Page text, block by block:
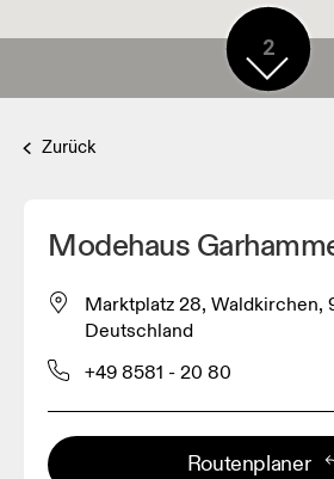
2
Zurück
Modehaus
Marktplatz 28, Waldkirchen,
Deutschland
+49 8581 - 20 80
Routenplaner